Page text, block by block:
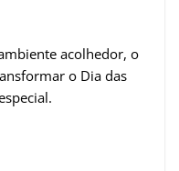
acolhedor, o
o Dia das